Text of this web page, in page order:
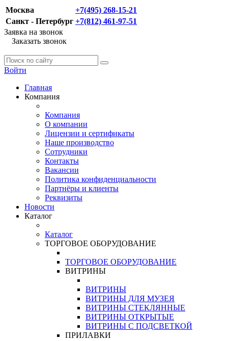
Москва
+7(495) 268-15-21
Санкт - Петербург +7(812) 461-97-51
Заявка на звонок
Заказать звонок
Войти
Главная
Компания
Компания
О компании
Лицензии и сертификаты
Наше производство
Сотрудники
Контакты
Вакансии
Политика конфиденциальности
Партнёры и клиенты
Реквизиты
Новости
Каталог
Каталог
ТОРГОВОЕ ОБОРУДОВАНИЕ
ТОРГОВОЕ ОБОРУДОВАНИЕ
ВИТРИНЫ
ВИТРИНЫ
ВИТРИНЫ ДЛЯ МУЗЕЯ
ВИТРИНЫ СТЕКЛЯННЫЕ
ВИТРИНЫ ОТКРЫТЫЕ
ВИТРИНЫ С ПОДСВЕТКОЙ
ПРИЛАВКИ